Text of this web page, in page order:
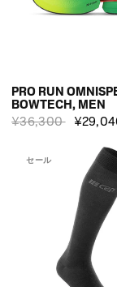
PRO RUN
BOWTECH, MEN
¥36,300
セール